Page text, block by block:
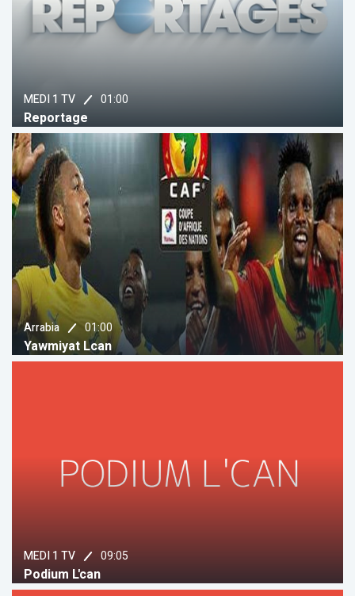
MEDI 1 TV 01:00
Reportage
Arrabia 01:00
Yawmiyat Lcan
MEDI 1 TV 09:05
Podium L'can